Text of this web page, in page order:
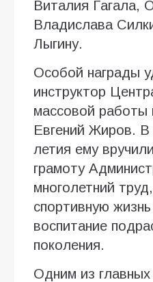
Виталия Гагала,
Владислава
Лыгину.
Особой награды
инструктор
массовой работы
Евгений Жиров. В
летия ему
грамоту
многолетний
спортивную
воспитание
поколения.
Одним из